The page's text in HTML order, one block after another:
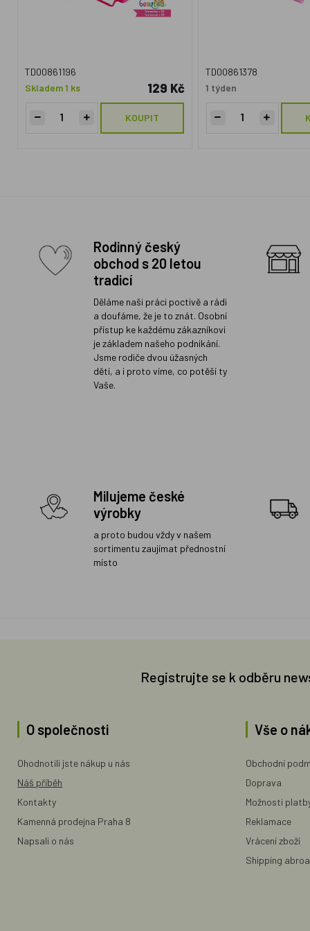
TD00861196
Skladem 1 ks
129 Kč
KOUPIT
TD00861378
1 týden
Rodinný český
obchod s 20 letou
tradicí
Děláme naši práci poctivě a rádi
a doufáme, že je to znát. Osobní
přístup ke každému zákazníkovi
je základem našeho podnikání.
Jsme rodiče dvou úžasných
dětí, a i proto víme, co potěší ty
Vaše.
Milujeme české
výrobky
a proto budou vždy v našem
sortimentu zaujímat přednostní
místo
Registrujte se k odběru
O společnosti
Ohodnotili jste nákup u nás
Náš příběh
Kontakty
Kamenná prodejna Praha 8
Napsali o nás
Vše o
Obchodní
Doprava
Možnosti
Reklamace
Vrácení zboží
Shipping